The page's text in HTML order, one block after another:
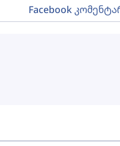
Facebook